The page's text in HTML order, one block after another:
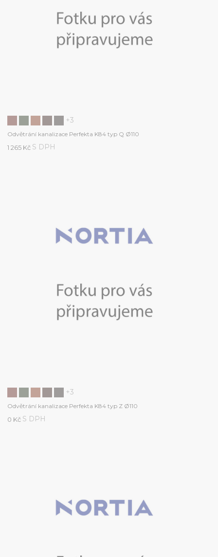
+3
Odvětrání kanalizace Perfekta K84 typ Q Ø110
1 265 Kč S DPH
+3
Odvětrání kanalizace Perfekta K84 typ Z Ø110
0 Kč S DPH